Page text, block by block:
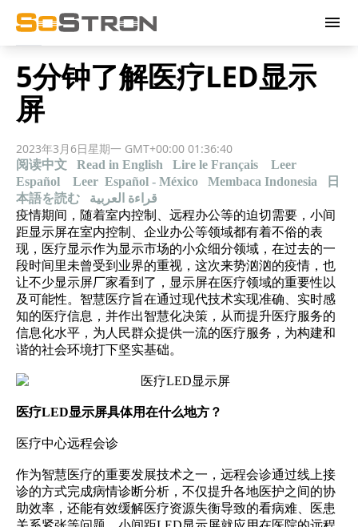
menu
5分钟了解医疗LED显示
屏
2023年3月6日星期一 GMT+00:00 01:36:40
阅读中文 Read in English Lire le Français
Leer
Español
Leer Español - México Membaca Indonesia
日
本語を読む
قراءة العربية
疫情期间，随着室内控制、远程办公等的迫切需要， 小间
距显示屏在室内控制、企业办公等领域都有着不俗的表
现，医疗显示作为显示市场的小众细分领域，在过去的一
段时间里未曾受到业界的重视，这次来势汹汹的疫情，也
让不少显示屏厂家看到了，显示屏在医疗领域的重要性以
及可能性。智慧医疗旨在通过现代技术实现准确、实时感
知的医疗信息，并作出智慧化决策，从而提升医疗服务的
信息化水平，为人民群众提供一流的医疗服务，为构建和
谐的社会环境打下坚实基础。
医疗LED显示屏具体用在什么地方？
医疗中心远程会诊
作为智慧医疗的重要发展技术之一，远程会诊通过线上接
诊的方式完成病情诊断分析，不仅提升各地医护之间的协
助效率，还能有效缓解医疗资源失衡导致的看病难、
医患